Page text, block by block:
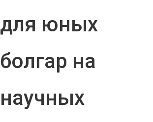
для юных
болгар на
научных